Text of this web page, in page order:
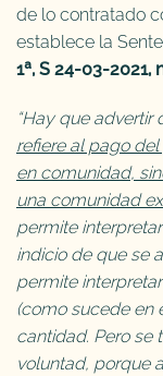
de lo contratado
establece la
1ª, S 24-03-
“Hay que
refiere al pago
en comunidad,
una comunidad
permite
indicio de que se
permite
(como sucede en
cantidad. Pero se
voluntad, porque